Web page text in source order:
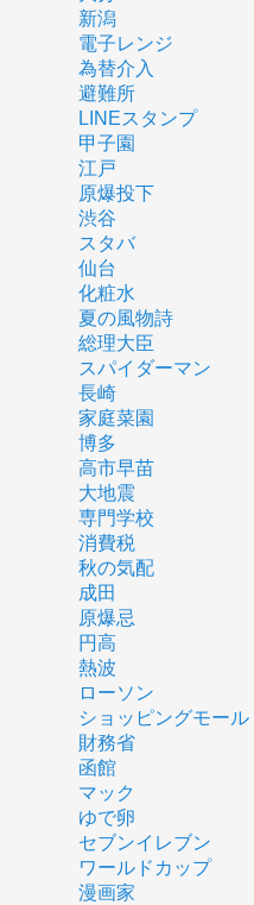
新潟
電子レンジ
為替介入
避難所
LINEスタンプ
甲子園
江戸
原爆投下
渋谷
スタバ
仙台
化粧水
夏の風物詩
総理大臣
スパイダーマン
長崎
家庭菜園
博多
高市早苗
大地震
専門学校
消費税
秋の気配
成田
原爆忌
円高
熱波
ローソン
ショッピングモール
財務省
函館
マック
ゆで卵
セブンイレブン
ワールドカップ
漫画家